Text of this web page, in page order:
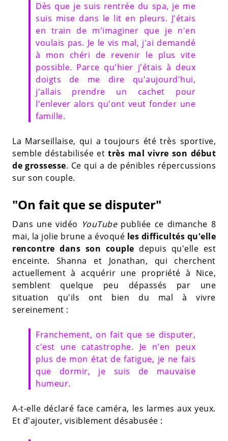
Dès que je suis rentrée du spa, je me
suis mise dans le lit en pleurs. J'étais
en train de m'imaginer que je n'en
voulais pas. Je le vis mal, j'ai demandé
à mon chéri de revenir le plus vite
possible. Parce qu'hier j'étais à deux
doigts de me dire qu'aujourd'hui,
j'allais prendre un cachet pour
l'enlever alors qu'ont veut fonder une
famille.
La Marseillaise, qui a toujours été très sportive,
semble déstabilisée ettrès mal vivre son début
de grossesse. Ce qui a de pénibles répercussions
sur son couple.
"On fait que se disputer"
Dans une vidéo YouTubepubliée ce dimanche 8
mai, la jolie brune a évoqué les difficultés qu'elle
rencontre dans son couple depuis qu'elle est
enceinte. Shanna et Jonathan, qui cherchent
actuellement à acquérir une propriété à Nice,
semblent quelque peu dépassés par une
situation qu'ils ont bien du mal à vivre
sereinement :
Franchement, on fait que se disputer,
c'est une catastrophe. Je n'en peux
plus de mon état de fatigue, je ne fais
que dormir, je suis de mauvaise
humeur.
A-t-elle déclaré face caméra, les larmes aux yeux.
Et d'ajouter, visiblement désabusée :